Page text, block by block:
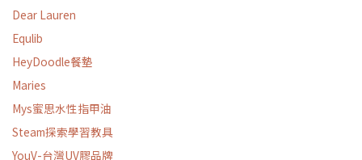
Dear Lauren
Equlib
HeyDoodle餐墊
Maries
Mys蜜思水性指甲油
Steam探索學習教具
YouV-台灣UV膠品牌